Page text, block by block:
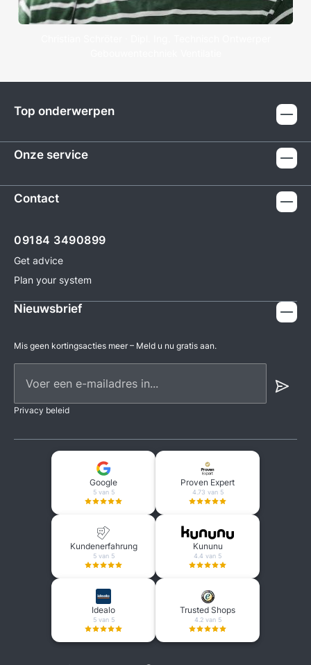
Top onderwerpen
Onze service
Contact
09184 3490899
Get advice
Plan your system
Nieuwsbrief
Mis geen kortingsacties meer – Meld u nu gratis aan.
Privacy beleid
Google
5 van 5
Proven Expert
4.73 van 5
Kundenerfahrung
5 van 5
Kununu
4.4 van 5
Idealo
5 van 5
Trusted Shops
4.2 van 5